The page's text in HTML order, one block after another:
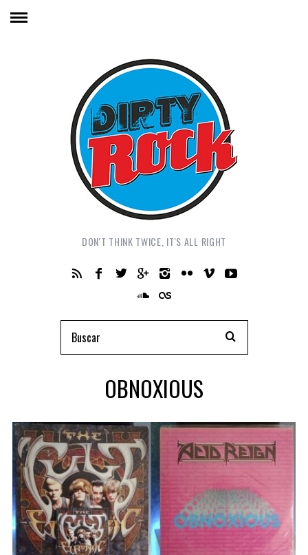
DON'T THINK TWICE, IT'S ALL RIGHT
OBNOXIOUS